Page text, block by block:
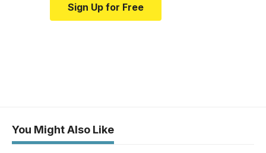
Sign Up for Free
You Might Also Like